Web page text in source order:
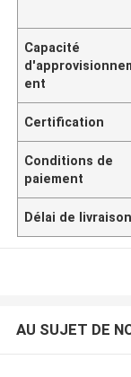
Capacité
ent
Certification
Conditions de
paiement
Délai de livraison
AU SUJET DE